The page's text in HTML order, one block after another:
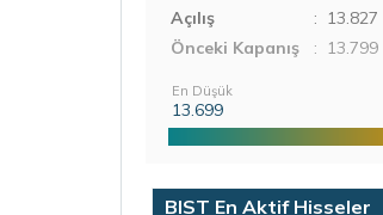
Açılış
: 13.827
Önceki Kapanış
: 13.799
En Düşük
13.699
BIST En Aktif Hisseler